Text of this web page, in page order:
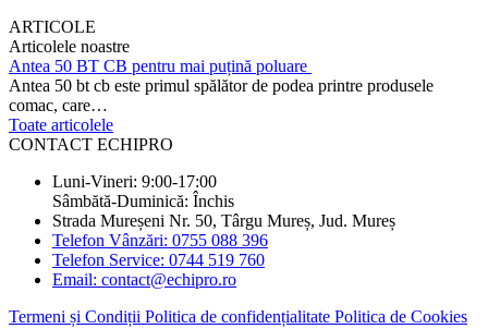
ARTICOLE
Articolele noastre
Antea 50 BT CB pentru mai puțină poluare
Antea 50 bt cb este primul spălător de podea printre produsele
comac, care…
Toate articolele
CONTACT ECHIPRO
Luni-Vineri: 9:00-17:00
Sâmbătă-Duminică: Închis
Strada Mureșeni Nr. 50, Târgu Mureș, Jud. Mureș
Telefon Vânzări: 0755 088 396
Telefon Service: 0744 519 760
Email: contact@echipro.ro
Termeni și Condiții Politica de confidențialitate Politica de Cookies